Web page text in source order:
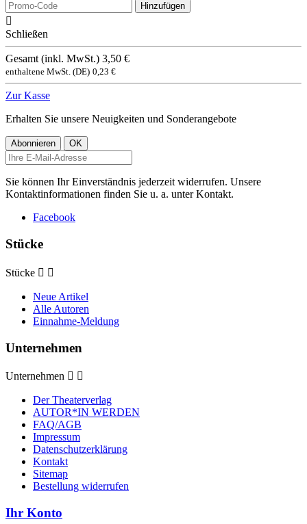
Hinzufügen

Schließen
Gesamt (inkl. MwSt.) 3,50 €
enthaltene MwSt. (DE) 0,23 €
Zur Kasse
Erhalten Sie unsere Neuigkeiten und Sonderangebote
Sie können Ihr Einverständnis jederzeit widerrufen. Unsere
Kontaktinformationen finden Sie u. a. unter Kontakt.
Facebook
Stücke
Stücke  
Neue Artikel
Alle Autoren
Einnahme-Meldung
Unternehmen
Unternehmen  
Der Theaterverlag
AUTOR*IN WERDEN
FAQ/AGB
Impressum
Datenschutzerklärung
Kontakt
Sitemap
Bestellung widerrufen
Ihr Konto